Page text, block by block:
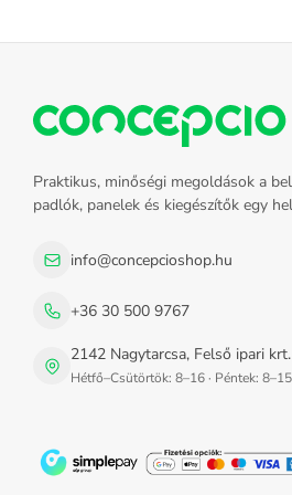
Praktikus, minőségi megoldások a
padlók, panelek és kiegészítők egy
info@concepcioshop.hu
+36 30 500 9767
2142 Nagytarcsa, Felső ipari
Hétfő–Csütörtök: 8–16 · Péntek: 8–15